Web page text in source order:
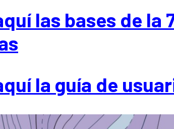
las bases de la
la guía de